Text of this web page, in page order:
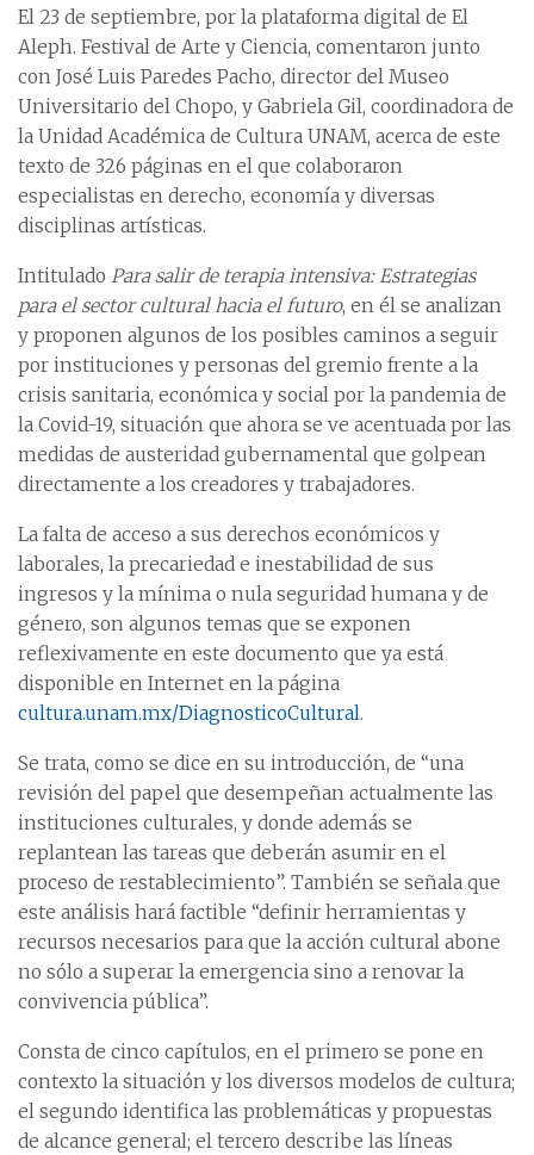
El 23 de septiembre, por la plataforma digital de El
Aleph. Festival de Arte y Ciencia, comentaron junto
con José Luis Paredes Pacho, director del Museo
Universitario del Chopo, y Gabriela Gil, coordinadora de
la Unidad Académica de Cultura UNAM, acerca de este
texto de 326 páginas en el que colaboraron
especialistas en derecho, economía y diversas
disciplinas artísticas.
Intitulado Para salir de terapia intensiva: Estrategias
para el sector cultural hacia el futuro, en él se analizan
y proponen algunos de los posibles caminos a seguir
por instituciones y personas del gremio frente a la
crisis sanitaria, económica y social por la pandemia de
la Covid-19, situación que ahora se ve acentuada por las
medidas de austeridad gubernamental que golpean
directamente a los creadores y trabajadores.
La falta de acceso a sus derechos económicos y
laborales, la precariedad e inestabilidad de sus
ingresos y la mínima o nula seguridad humana y de
género, son algunos temas que se exponen
reflexivamente en este documento que ya está
disponible en Internet en la página
cultura.unam.mx/DiagnosticoCultural.
Se trata, como se dice en su introducción, de “una
revisión del papel que desempeñan actualmente las
instituciones culturales, y donde además se
replantean las tareas que deberán asumir en el
proceso de restablecimiento”. También se señala que
este análisis hará factible “definir herramientas y
recursos necesarios para que la acción cultural abone
no sólo a superar la emergencia sino a renovar la
convivencia pública”.
Consta de cinco capítulos, en el primero se pone en
contexto la situación y los diversos modelos de cultura;
el segundo identifica las problemáticas y propuestas
de alcance general; el tercero describe las líneas